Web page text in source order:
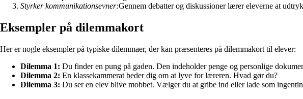
Styrker kommunikationsevner:Gennem debatter og diskussioner lærer eleverne at
Eksempler på dilemmakort
Her er nogle eksempler på typiske dilemmaer, der kan præsenteres på dilemmakort til elever:
Dilemma 1: Du finder en pung på gaden. Den indeholder penge og personlige
Dilemma 2: En klassekammerat beder dig om at lyve for læreren. Hvad gør du?
Dilemma 3: Du ser en elev blive mobbet. Vælger du at gribe ind eller lade som